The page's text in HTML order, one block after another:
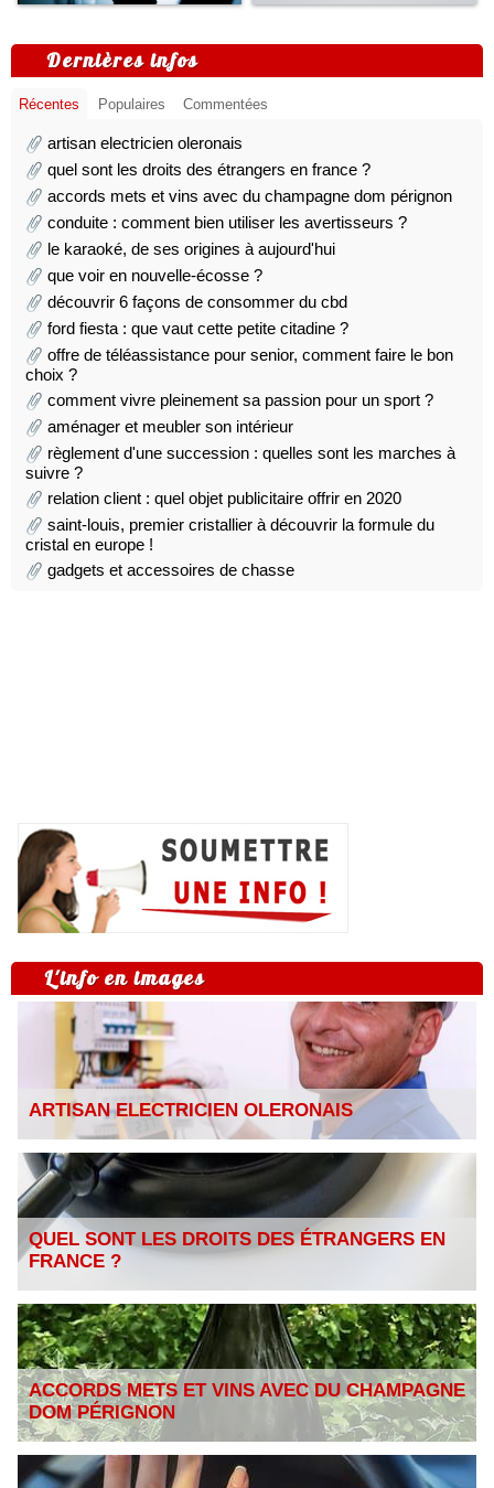
Dernières infos
Récentes Populaires Commentées
artisan electricien oleronais
quel sont les droits des étrangers en france ?
accords mets et vins avec du champagne dom pérignon
conduite : comment bien utiliser les avertisseurs ?
le karaoké, de ses origines à aujourd'hui
que voir en nouvelle-écosse ?
découvrir 6 façons de consommer du cbd
ford fiesta : que vaut cette petite citadine ?
offre de téléassistance pour senior, comment faire le bon
choix ?
comment vivre pleinement sa passion pour un sport ?
aménager et meubler son intérieur
règlement d'une succession : quelles sont les marches à
suivre ?
relation client : quel objet publicitaire offrir en 2020
saint-louis, premier cristallier à découvrir la formule du
cristal en europe !
gadgets et accessoires de chasse
L'info en images
ARTISAN ELECTRICIEN OLERONAIS
QUEL SONT LES DROITS DES ÉTRANGERS EN
FRANCE ?
ACCORDS METS ET VINS AVEC DU CHAMPAGNE
DOM PÉRIGNON